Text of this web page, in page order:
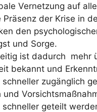
Vernetzung auf
Präsenz der Krise in
den
und Sorge.
ist dadurch mehr
bekannt und
schneller zugänglich
und
schneller geteilt